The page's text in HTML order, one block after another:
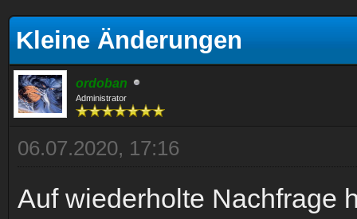
Kleine Änderungen
ordoban
Administrator
06.07.2020, 17:16
Auf wiederholte Nachfrage